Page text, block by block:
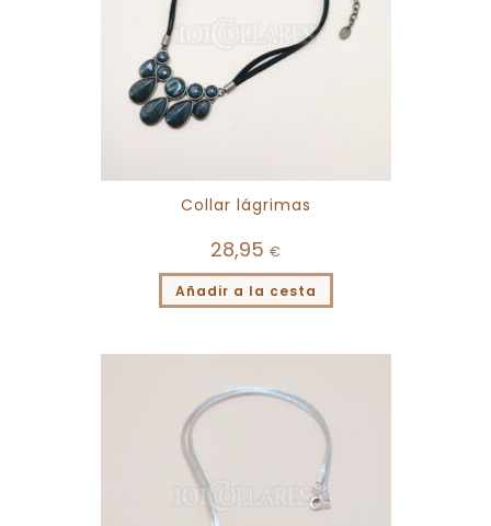
Collar lágrimas
28,95 €
Añadir a la cesta